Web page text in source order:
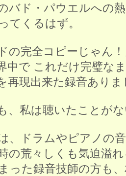
バド・パウエルへの
てくるはず。
の完全コピーじゃん
中で これだけ完璧な
再現出来た録音ありま
、私は聴いたことが
、ドラムやピアノの
の荒々しくも気迫溢
った録音技師の方も